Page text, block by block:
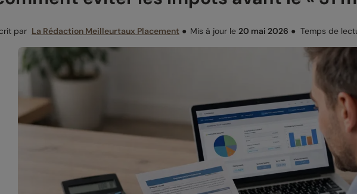
par La Rédaction Meilleurtaux Placement ● Mis à jour le 20 mai 2026 ● Temps de